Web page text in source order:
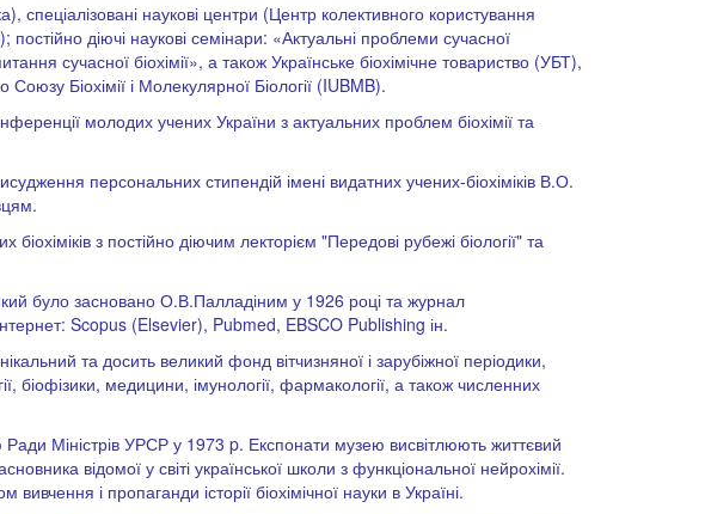
спеціалізовані наукові центри (Центр колективного користування
діючі наукові семінари: «Актуальні проблеми сучасної
сучасної біохімії», а також Українське біохімічне товариство (УБТ),
Біохімії і Молекулярної Біології (IUBMB).
молодих учених України з актуальних проблем біохімії та
персональних стипендій імені видатних учених-біохіміків В.О.
з постійно діючим лекторієм "Передові рубежі біології" та
було засновано О.В.Палладіним у 1926 році та журнал
Scopus (Elsevier), Pubmed, EBSCO Publishing ін.
та досить великий фонд вітчизняної і зарубіжної періодики,
біофізики, медицини, імунології, фармакології, а також численних
Міністрів УРСР у 1973 p. Експонати музею висвітлюють життєвий
відомої у світі української школи з функціональної нейрохімії.
і пропаганди історії біохімічної науки в Україні.